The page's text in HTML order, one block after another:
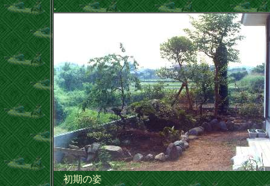
.
初期の姿